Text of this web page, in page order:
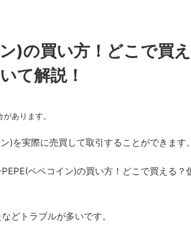
)の買い方！どこで買
て解説！
あります。
)を実際に売買して取引することができます。
ペペコイン)の買い方！どこで買える
どトラブルが多いです。